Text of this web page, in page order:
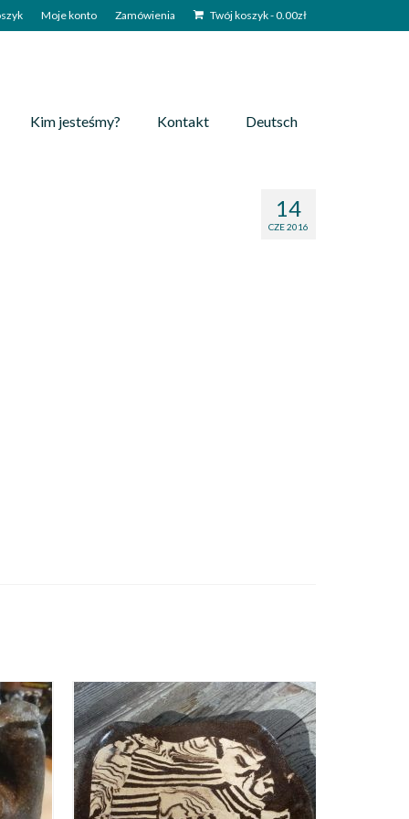
Moje konto Zamówienia Twój koszyk-0.00zł
Kim jesteśmy? Kontakt Deutsch
14
CZE 2016